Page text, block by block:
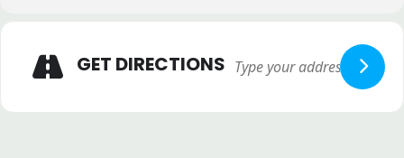
GET DIRECTIONS